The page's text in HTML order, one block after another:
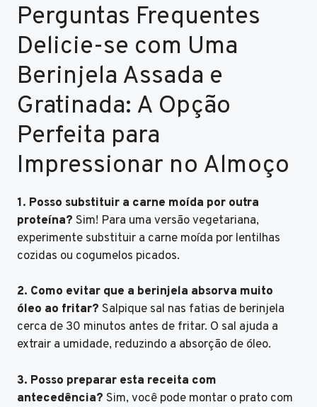
Perguntas Frequentes
Delicie-se com Uma
Berinjela Assada e
Gratinada: A Opção
Perfeita para
Impressionar no Almoço
1. Posso substituir a carne moída por outra
proteína? Sim! Para uma versão vegetariana,
experimente substituir a carne moída por lentilhas
cozidas ou cogumelos picados.
2. Como evitar que a berinjela absorva muito
óleo ao fritar? Salpique sal nas fatias de berinjela
cerca de 30 minutos antes de fritar. O sal ajuda a
extrair a umidade, reduzindo a absorção de óleo.
3. Posso preparar esta receita com
antecedência? Sim, você pode montar o prato com